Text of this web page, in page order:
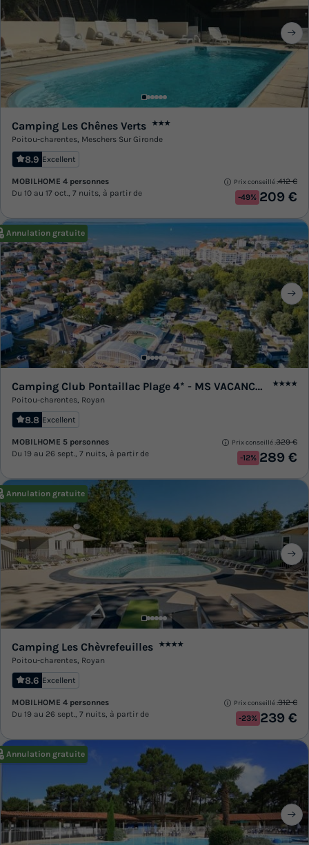
Camping Les Chênes Verts ★★★
Poitou-charentes, Meschers Sur Gironde
8.9 Excellent
MOBILHOME 4 personnes
Du 10 au 17 oct., 7 nuits, à partir de
Prix conseillé :412 €
-49% 209 €
Annulation gratuite
Camping Club Pontaillac Plage 4* - MS VACANCES ★★★★
Poitou-charentes, Royan
8.8 Excellent
MOBILHOME 5 personnes
Du 19 au 26 sept., 7 nuits, à partir de
Prix conseillé :329 €
-12% 289 €
Annulation gratuite
Camping Les Chèvrefeuilles ★★★★
Poitou-charentes, Royan
8.6 Excellent
MOBILHOME 4 personnes
Du 19 au 26 sept., 7 nuits, à partir de
Prix conseillé :312 €
-23% 239 €
Annulation gratuite